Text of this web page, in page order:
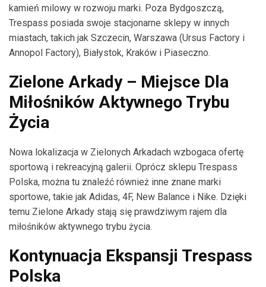
kamień milowy w rozwoju marki. Poza Bydgoszczą,
Trespass posiada swoje stacjonarne sklepy w innych
miastach, takich jak Szczecin, Warszawa (Ursus Factory i
Annopol Factory), Białystok, Kraków i Piaseczno.
Zielone Arkady – Miejsce Dla
Miłośników Aktywnego Trybu
Życia
Nowa lokalizacja w Zielonych Arkadach wzbogaca ofertę
sportową i rekreacyjną galerii. Oprócz sklepu Trespass
Polska, można tu znaleźć również inne znane marki
sportowe, takie jak Adidas, 4F, New Balance i Nike. Dzięki
temu Zielone Arkady stają się prawdziwym rajem dla
miłośników aktywnego trybu życia.
Kontynuacja Ekspansji Trespass
Polska